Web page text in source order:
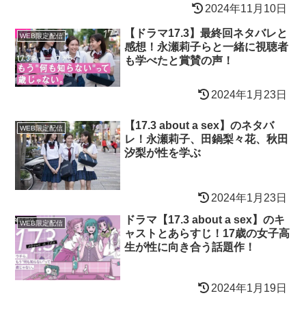
2024年11月10日
WEB限定配信
【ドラマ17.3】最終回ネタバレと
感想！永瀬莉子らと一緒に視聴者
も学べたと賞賛の声！
2024年1月23日
WEB限定配信
【17.3 about a sex】のネタバ
レ！永瀬莉子、田鍋梨々花、秋田
汐梨が性を学ぶ
2024年1月23日
WEB限定配信
ドラマ【17.3 about a sex】のキ
ャストとあらすじ！17歳の女子高
生が性に向き合う話題作！
2024年1月19日